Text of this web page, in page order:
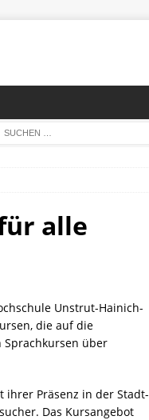
alle
Unstrut-Hainich-
die auf die
über
ihrer Präsenz in der Stadt-
Das Kursangebot